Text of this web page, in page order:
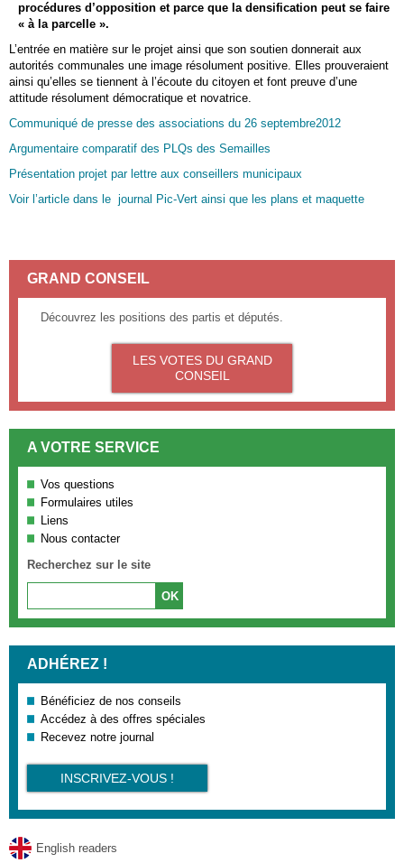
procédures d’opposition et parce que la densification peut se faire
« à la parcelle ».
L’entrée en matière sur le projet ainsi que son soutien donnerait aux
autorités communales une image résolument positive. Elles prouveraient
ainsi qu’elles se tiennent à l’écoute du citoyen et font preuve d’une
attitude résolument démocratique et novatrice.
Communiqué de presse des associations du 26 septembre2012
Argumentaire comparatif des PLQs des Semailles
Présentation projet par lettre aux conseillers municipaux
Voir l’article dans le journal Pic-Vert ainsi que les plans et maquette
GRAND CONSEIL
Découvrez les positions des partis et députés.
LES VOTES DU GRAND
CONSEIL
A VOTRE SERVICE
Vos questions
Formulaires utiles
Liens
Nous contacter
Recherchez sur le site
ADHÉREZ !
Bénéficiez de nos conseils
Accédez à des offres spéciales
Recevez notre journal
INSCRIVEZ-VOUS !
English readers